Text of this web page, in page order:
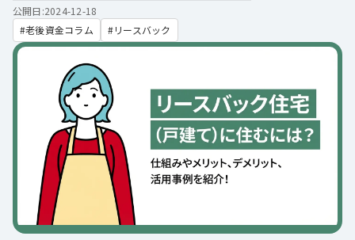
公開日:2024-12-18
老後資金コラム
リースバック